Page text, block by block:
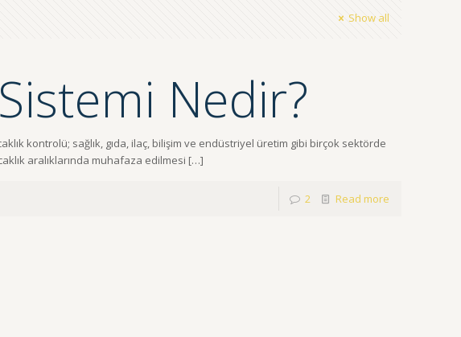
Show all
Nedir?
kontrolü; sağlık, gıda, ilaç, bilişim ve endüstriyel üretim gibi birçok sektörde
aralıklarında muhafaza edilmesi […]
2 Read more